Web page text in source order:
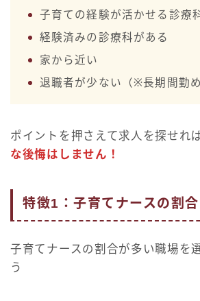
子育ての経験が活かせる診療
経験済みの診療科がある
家から近い
退職者が少ない（※長期間勤
ポイントを押さえて求人を探せれば
な後悔はしません！
特徴1：子育てナースの割
子育てナースの割合が多い職場を
う